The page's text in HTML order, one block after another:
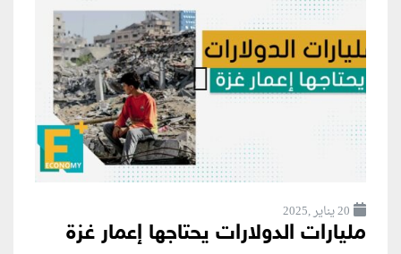
20 يناير ,2025
مليارات الدولارات يحتاجها إعمار غزة